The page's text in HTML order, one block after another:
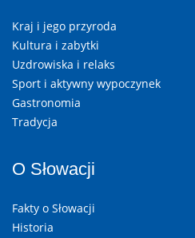
Kraj i jego przyroda
Kultura i zabytki
Uzdrowiska i relaks
Sport i aktywny wypoczynek
Gastronomia
Tradycja
O Słowacji
Fakty o Słowacji
Historia